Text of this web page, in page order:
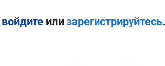
войдитеили зарегистрируйтесь.